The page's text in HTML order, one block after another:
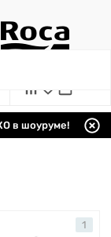
в шоуруме!
1